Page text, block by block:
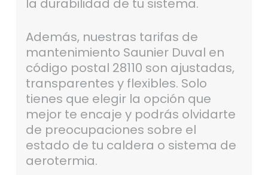
la durabilidad de tu sistema.
Además, nuestras tarifas de
mantenimiento Saunier Duval en
código postal 28110 son ajustadas,
transparentes y flexibles. Solo
tienes que elegir la opción que
mejor te encaje y podrás olvidarte
de preocupaciones sobre el
estado de tu caldera o sistema de
aerotermia.